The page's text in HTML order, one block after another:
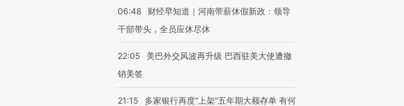
06:48
财经早知道｜河南带薪休假新政：领导
干部带头，全员应休尽休
22:05
美巴外交风波再升级 巴西驻美大使遭撤
销美签
21:15
多家银行再度“上架”五年期大额存单 有何